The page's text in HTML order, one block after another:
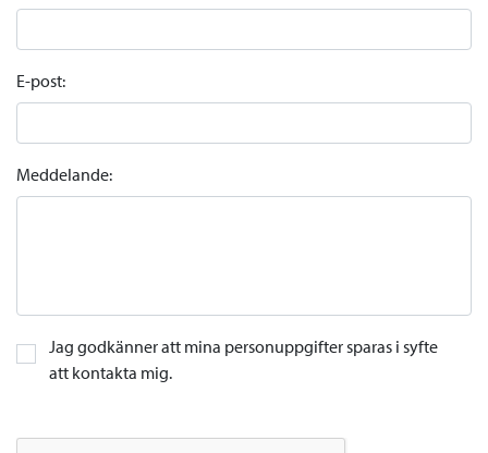
E-post:
Meddelande:
Jag godkänner att mina personuppgifter sparas i syfte
att kontakta mig.